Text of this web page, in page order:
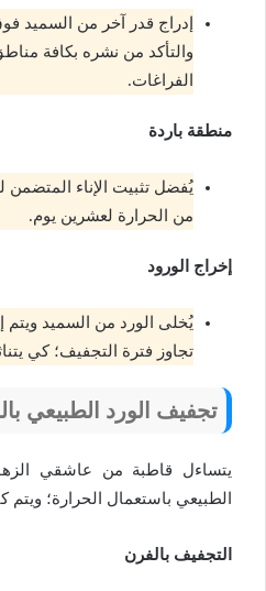
إدراج قدر آخر من السميد
والتأكد من نشره بكافة
الفراغات.
منطقة باردة
يُفضل تثبيت الإناء المتضمن
من الحرارة لعشرين يوم.
إخراج الورود
يُخلى الورد من السميد ويتم
تجاوز فترة التجفيف؛ كي
تجفيف الورد الطبيعي
يتساءل قاطبة من عاشقي
الطبيعي باستعمال الحرارة؛ ويتم
التجفيف بالفرن